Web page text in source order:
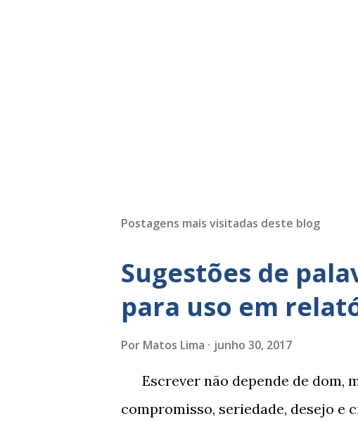
Postagens mais visitadas deste blog
Sugestões de
para uso em
Por Matos Lima junho 30, 2017
Escrever não depende de dom,
compromisso, seriedade, desejo e